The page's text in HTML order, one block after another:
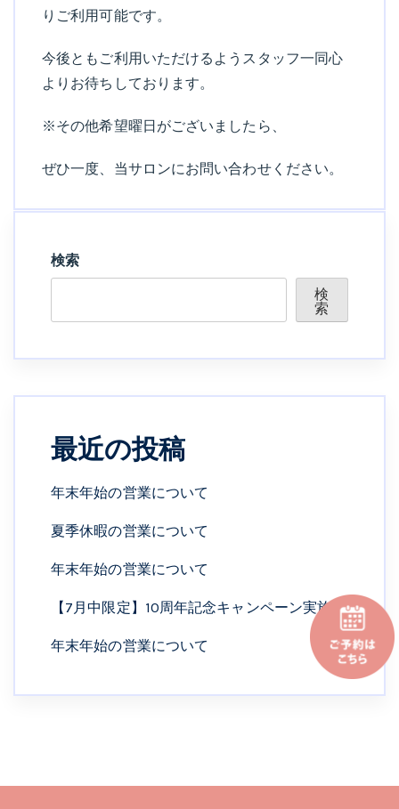
りご利用可能です。
今後ともご利用いただけるようスタッフ一同心
よりお待ちしております。
※その他希望曜日がございましたら、
ぜひ一度、当サロンにお問い合わせください。
検索
検
索
最近の投稿
年末年始の営業について
夏季休暇の営業について
年末年始の営業について
【7月中限定】10周年記念キャンペーン実施中
年末年始の営業について